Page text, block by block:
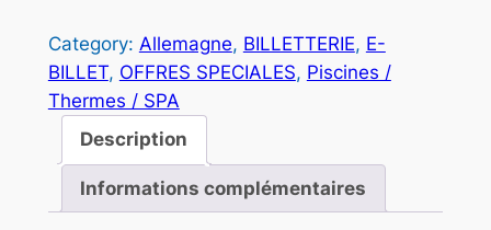
4
5
0
Category: Allemagne, BILLETTERIE, E-
BILLET, OFFRES SPECIALES, Piscines /
Thermes / SPA
Description
Informations complémentaires